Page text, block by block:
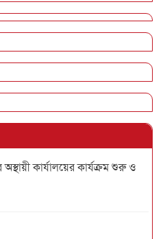
কার্যালয়ের কার্যক্রম শুরু ও